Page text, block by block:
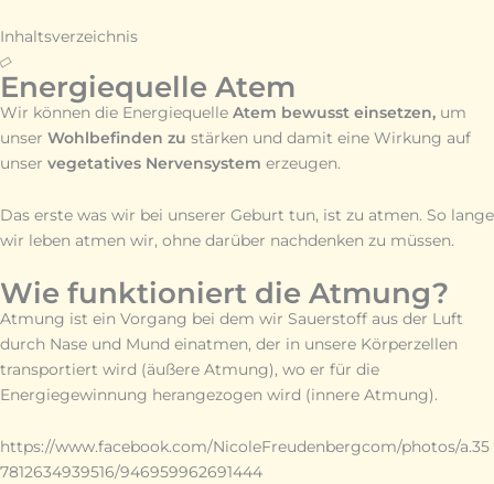
Inhaltsverzeichnis
Energiequelle Atem
Wir können die Energiequelle Atem bewusst einsetzen, um
unser Wohlbefinden zu stärken und damit eine Wirkung auf
unser vegetatives Nervensystem erzeugen.
Das erste was wir bei unserer Geburt tun, ist zu atmen. So lange
wir leben atmen wir, ohne darüber nachdenken zu müssen.
Wie funktioniert die Atmung?
Atmung ist ein Vorgang bei dem wir Sauerstoff aus der Luft
durch Nase und Mund einatmen, der in unsere Körperzellen
transportiert wird (äußere Atmung), wo er für die
Energiegewinnung herangezogen wird (innere Atmung).
https://www.facebook.com/NicoleFreudenbergcom/photos/a.35
7812634939516/946959962691444